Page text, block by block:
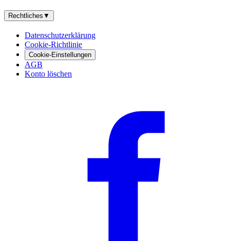
Rechtliches ▼
Datenschutzerklärung
Cookie-Richtlinie
Cookie-Einstellungen
AGB
Konto löschen